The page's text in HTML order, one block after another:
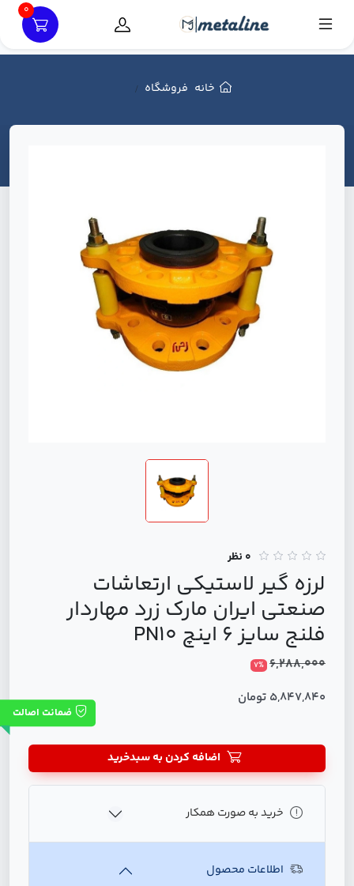
0
خانه فروشگاه
0 نظر
لرزه گیر لاستیکی ارتعاشات
صنعتی ایران مارک زرد مهاردار
فلنج سایز 6 اینچ PN10
6,288,000
7%
5,847,840 تومان
ضمانت اصالت
اضافه کردن به سبدخرید
خرید به صورت همکار
اطلاعات محصول